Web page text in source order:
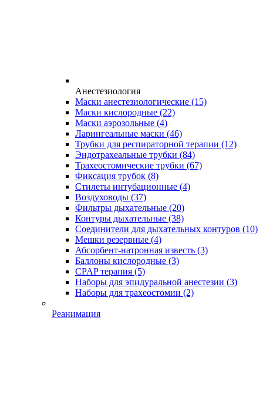
Анестезиология
Маски анестезиологические (15)
Маски кислородные (22)
Маски аэрозольные (4)
Ларингеальные маски (46)
Трубки для респираторной терапии (12)
Эндотрахеальные трубки (84)
Трахеостомические трубки (67)
Фиксация трубок (8)
Стилеты интубационные (4)
Воздуховоды (37)
Фильтры дыхательные (20)
Контуры дыхательные (38)
Соединители для дыхательных контуров (10)
Мешки резервные (4)
Абсорбент-натронная известь (3)
Баллоны кислородные (3)
CPAP терапия (5)
Наборы для эпидуральной анестезии (3)
Наборы для трахеостомии (2)
Реанимация